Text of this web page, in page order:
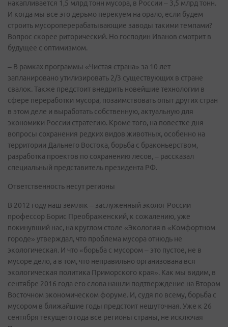
накапливается 1,5 млрд тонн мусора, в России – 3,5 млрд тонн.
И когда мы все это дерьмо перекуем на орало, если будем
строить мусороперерабатывающие заводы такими темпами?
Вопрос скорее риторический. Но господин Иванов смотрит в
будущее с оптимизмом.
– В рамках программы «Чистая страна» за 10 лет
запланировано утилизировать 2/3 существующих в стране
свалок. Также предстоит внедрить новейшие технологии в
сфере переработки мусора, позаимствовать опыт других стран
в этом деле и выработать собственную, актуальную для
экономики России стратегию. Кроме того, на повестке дня
вопросы сохранения редких видов животных, особенно на
территории Дальнего Востока, борьба с браконьерством,
разработка проектов по сохранению лесов, – рассказал
специальный представитель президента РФ.
Ответственность несут регионы
В 2012 году наш земляк – заслуженный эколог России
профессор Борис Преображенский, к сожалению, уже
покинувший нас, на круглом столе «Экология в «Комфортном
городе» утверждал, что проблема мусора отнюдь не
экологическая. И что «борьба с мусором – это пустое, не в
мусоре дело, а в том, что неправильно организована вся
экологическая политика Приморского края». Как мы видим, в
сентябре 2016 года его слова нашли подтверждение на Втором
Восточном экономическом форуме. И, судя по всему, борьба с
мусором в ближайшие годы предстоит нешуточная. Уже к 26
сентября текущего года все регионы страны, не исключая